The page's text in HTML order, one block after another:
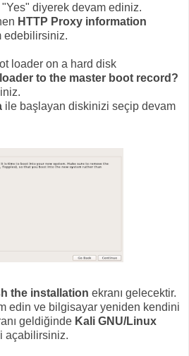
"Yes" diyerek devam ediniz.
HTTP Proxy information
edebilirsiniz.
loader on a hard disk
to the master boot record?
ile başlayan diskinizi seçip devam
the installation ekranı gelecektir.
edin ve bilgisayar yeniden kendini
geldiğinde Kali GNU/Linux
açabilirsiniz.